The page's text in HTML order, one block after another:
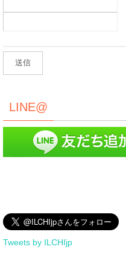
LINE@
Tweets by ILCHIjp